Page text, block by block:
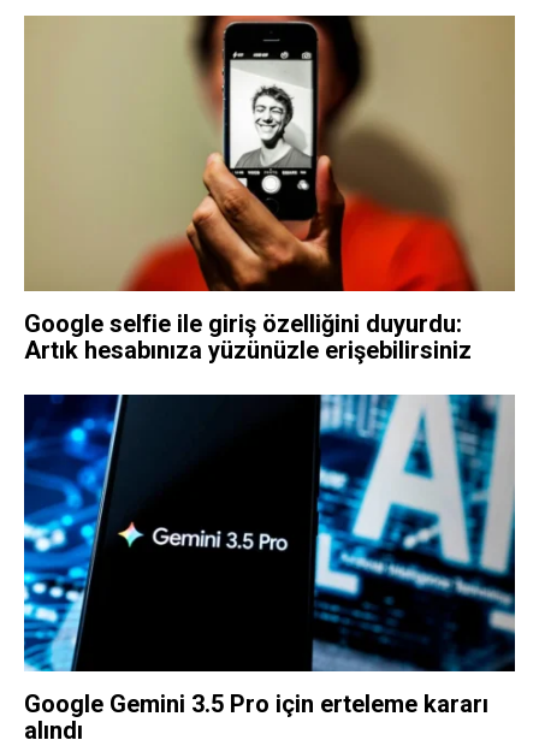
Google selfie ile giriş özelliğini duyurdu:
Artık hesabınıza yüzünüzle erişebilirsiniz
Google Gemini 3.5 Pro için erteleme kararı
alındı